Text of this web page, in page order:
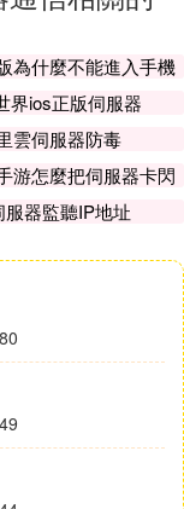
資料庫名稱、
於存儲從組態
位應與組態王
處理後的數據
過調用資料庫
現。
相互連接的虛
間的數據通
為什麼不能進入手機
伺服器
界ios正版伺服器
雲伺服器防毒
游怎麼把伺服器卡閃
退
服器監聽IP地址